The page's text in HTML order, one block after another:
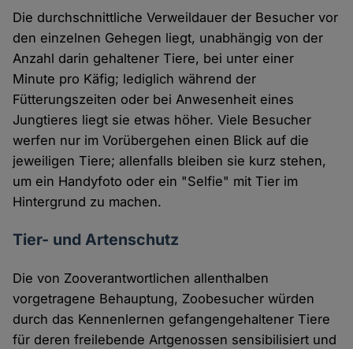
Die durchschnittliche Verweildauer der Besucher vor
den einzelnen Gehegen liegt, unabhängig von der
Anzahl darin gehaltener Tiere, bei unter einer
Minute pro Käfig; lediglich während der
Fütterungszeiten oder bei Anwesenheit eines
Jungtieres liegt sie etwas höher. Viele Besucher
werfen nur im Vorübergehen einen Blick auf die
jeweiligen Tiere; allenfalls bleiben sie kurz stehen,
um ein Handyfoto oder ein "Selfie" mit Tier im
Hintergrund zu machen.
Tier- und Artenschutz
Die von Zooverantwortlichen allenthalben
vorgetragene Behauptung, Zoobesucher würden
durch das Kennenlernen gefangengehaltener Tiere
für deren freilebende Artgenossen sensibilisiert und